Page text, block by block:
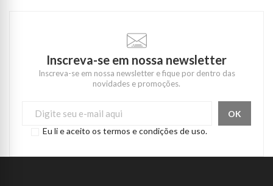
Inscreva-se em nossa newsletter
Inscreva-se em nossa newsletter e fique por dentro das
novidades e promoções.
Eu li e aceito os termos e condições de uso.